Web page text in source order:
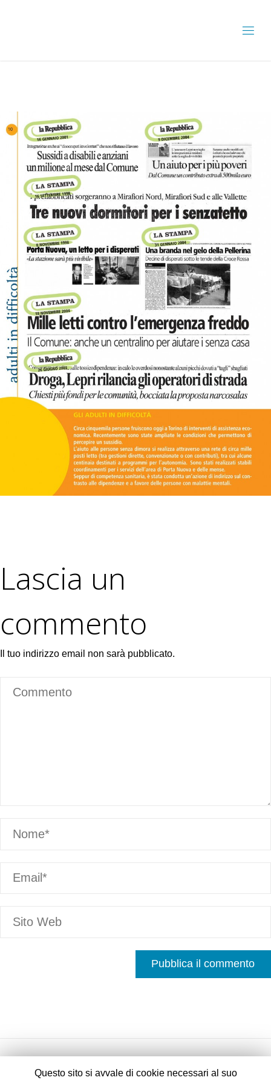
Lascia un
commento
Il tuo indirizzo email non sarà pubblicato.
Questo sito si avvale di cookie necessari al suo